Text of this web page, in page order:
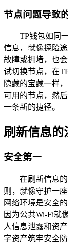
节点问题导致
TP钱包如同
信息，就像探险
故障或拥堵，也
试切换节点，在
隐藏的宝藏一样
可用的节点，然
一条新的捷径。
刷新信息的
安全第一
在刷新信息
则，就像守护一
网络环境是安全
因为公共Wi-Fi就
人信息泄露和资
字资产筑牢安全防